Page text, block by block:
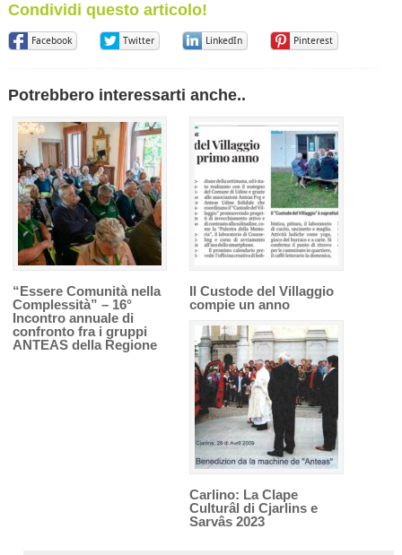
Condividi questo articolo!
Facebook Twitter LinkedIn Pinterest
Potrebbero interessarti anche..
“Essere Comunità nella
Complessità” – 16°
Incontro annuale di
confronto fra i gruppi
ANTEAS della Regione
Il Custode del Villaggio
compie un anno
Carlino: La Clape
Culturâl di Cjarlins e
Sarvâs 2023